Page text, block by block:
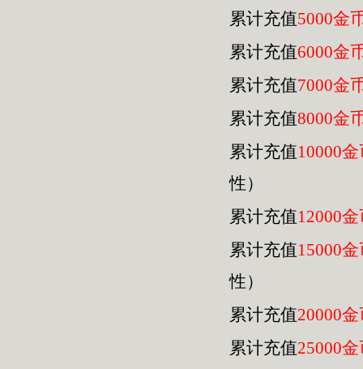
累计充值5000金
累计充值6000金
累计充值7000金
累计充值8000金
累计充值10000
性）
累计充值12000
累计充值15000
性）
累计充值20000
累计充值25000